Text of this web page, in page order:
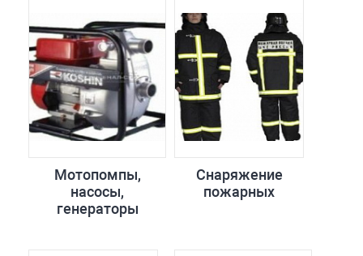
Мотопомпы,
насосы,
генераторы
Снаряжение
пожарных